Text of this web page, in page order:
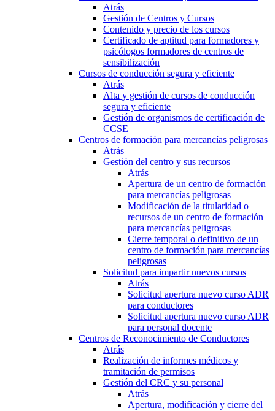
Atrás
Gestión de Centros y Cursos
Contenido y precio de los cursos
Certificado de aptitud para formadores y
psicólogos formadores de centros de
sensibilización
Cursos de conducción segura y eficiente
Atrás
Alta y gestión de cursos de conducción
segura y eficiente
Gestión de organismos de certificación de
CCSE
Centros de formación para mercancías peligrosas
Atrás
Gestión del centro y sus recursos
Atrás
Apertura de un centro de formación
para mercancías peligrosas
Modificación de la titularidad o
recursos de un centro de formación
para mercancías peligrosas
Cierre temporal o definitivo de un
centro de formación para mercancías
peligrosas
Solicitud para impartir nuevos cursos
Atrás
Solicitud apertura nuevo curso ADR
para conductores
Solicitud apertura nuevo curso ADR
para personal docente
Centros de Reconocimiento de Conductores
Atrás
Realización de informes médicos y
tramitación de permisos
Gestión del CRC y su personal
Atrás
Apertura, modificación y cierre del